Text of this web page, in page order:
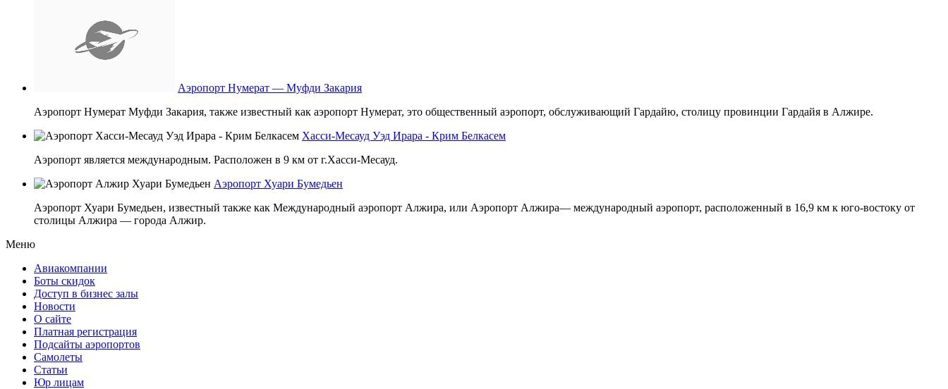
Аэропорт Нумерат — Муфди Закария
Аэропорт Нумерат Муфди Закария, также известный как аэропорт Нумерат, это общественный аэропорт, обслуживающий Гардайю, столицу провинции Гардайя в Алжире.
Хасси-Месауд Уэд Ирара - Крим Белкасем
Аэропорт является международным. Расположен в 9 км от г.Хасси-Месауд.
Аэропорт Хуари Бумедьен
Аэропорт Хуари Бумедьен, известный также как Международный аэропорт Алжира, или Аэропорт Алжира— международный аэропорт, расположенный в 16,9 км к юго-востоку от
столицы Алжира — города Алжир.
Меню
Авиакомпании
Боты скидок
Доступ в бизнес залы
Новости
О сайте
Платная регистрация
Подсайты аэропортов
Самолеты
Статьи
Юр лицам